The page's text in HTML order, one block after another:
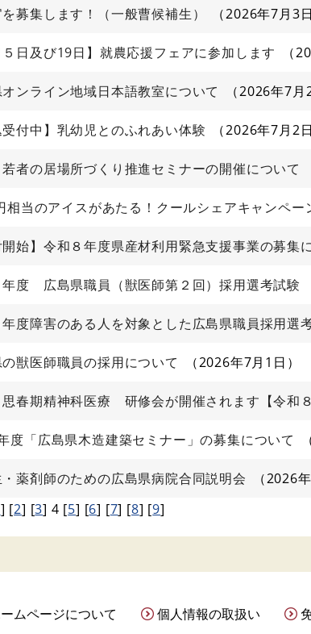
募集します！（一般曹候補生） 2026年7月3日
５日及び19日】就農応援フェアに参加します
ンライン地域日本語教室について 2026年7月
受付中】乳幼児とのふれあい体験 2026年7月2日
者の居場所づくり推進セミナーの開催について
相当のアイスがあたる！クールシェアキャンペー
開始】令和８年度県産材利用緊急支援事業の募集
年度 広島県職員（獣医師第２回）採用選考試験
度障害のある人を対象とした広島県職員採用
獣医師職員の採用について 2026年7月1日
思春期精神科医療 研修会が開催されます【令和８
度「広島県木造建築セミナー」の募集について
薬剤師のための広島県病院合同説明会
2026
] [2] [3] 4 [5] [6] [7] [8] [9]
ムページについて 個人情報の取扱い